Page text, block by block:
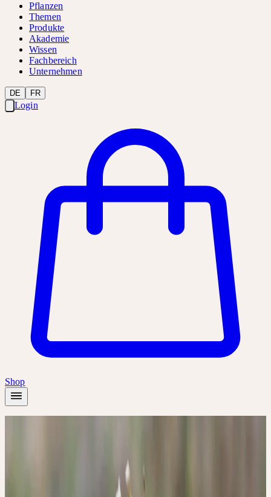
Pflanzen
Themen
Produkte
Akademie
Wissen
Fachbereich
Unternehmen
DE FR
Login
Shop
🔒 Fachpersonen